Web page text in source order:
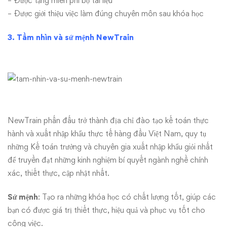
– Được giới thiệu việc làm đúng chuyên môn sau khóa học
3. Tầm nhìn và sứ mệnh NewTrain
NewTrain phấn đấu trở thành địa chỉ đào tạo kế toán thực
hành và xuất nhập khẩu thực tế hàng đầu Việt Nam, quy tụ
những Kế toán trưởng và chuyên gia xuất nhập khẩu giỏi nhất
để truyền đạt những kinh nghiệm bí quyết ngành nghề chính
xác, thiết thực, cập nhật nhất.
Sứ mệnh: Tạo ra những khóa học có chất lượng tốt, giúp các
bạn có được giá trị thiết thực, hiệu quả và phục vụ tốt cho
công việc.